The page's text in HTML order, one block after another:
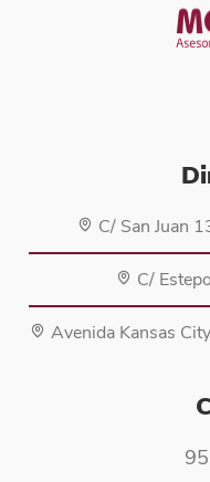
C/ San Juan
C/
Avenida Kansas